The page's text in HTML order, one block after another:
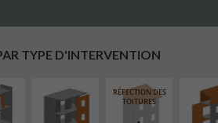
TYPE D'INTERVENTION
RÉFECTION DES
TOITURES